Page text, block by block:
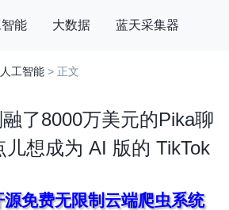
智能 大数据 蓝天采集器
人工智能 > 正文
了8000万美元的Pika聊
儿想成为 AI 版的 TikTok
免费无限制云端爬虫系统